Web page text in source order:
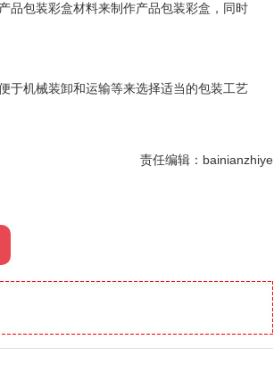
包装彩盒材料来制作产品包装彩盒，同时
机械装卸和运输等来选择适当的包装工艺
责任编辑：bainianzhiye